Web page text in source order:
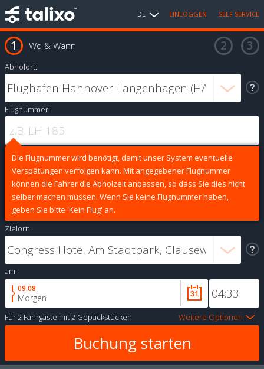
DE EINLOGGEN SELF SERVICE
Wo & Wann
Abholort:
Flugnummer:
Die Flugnummer wird benötigt, damit unser System eventuelle
Verspätungen verfolgen kann. Mit angegebener Flugnummer
können die Fahrer die Abholzeit anpassen, so dass Sie dies nicht
selber machen müssen. Wenn Sie keine Flugnummer haben,
geben Sie bitte 'Kein Flug' an.
Zielort:
am:
09.08
Morgen
Für2 Fahrgäste mit2 Gepäckstücken Weitere Optionen